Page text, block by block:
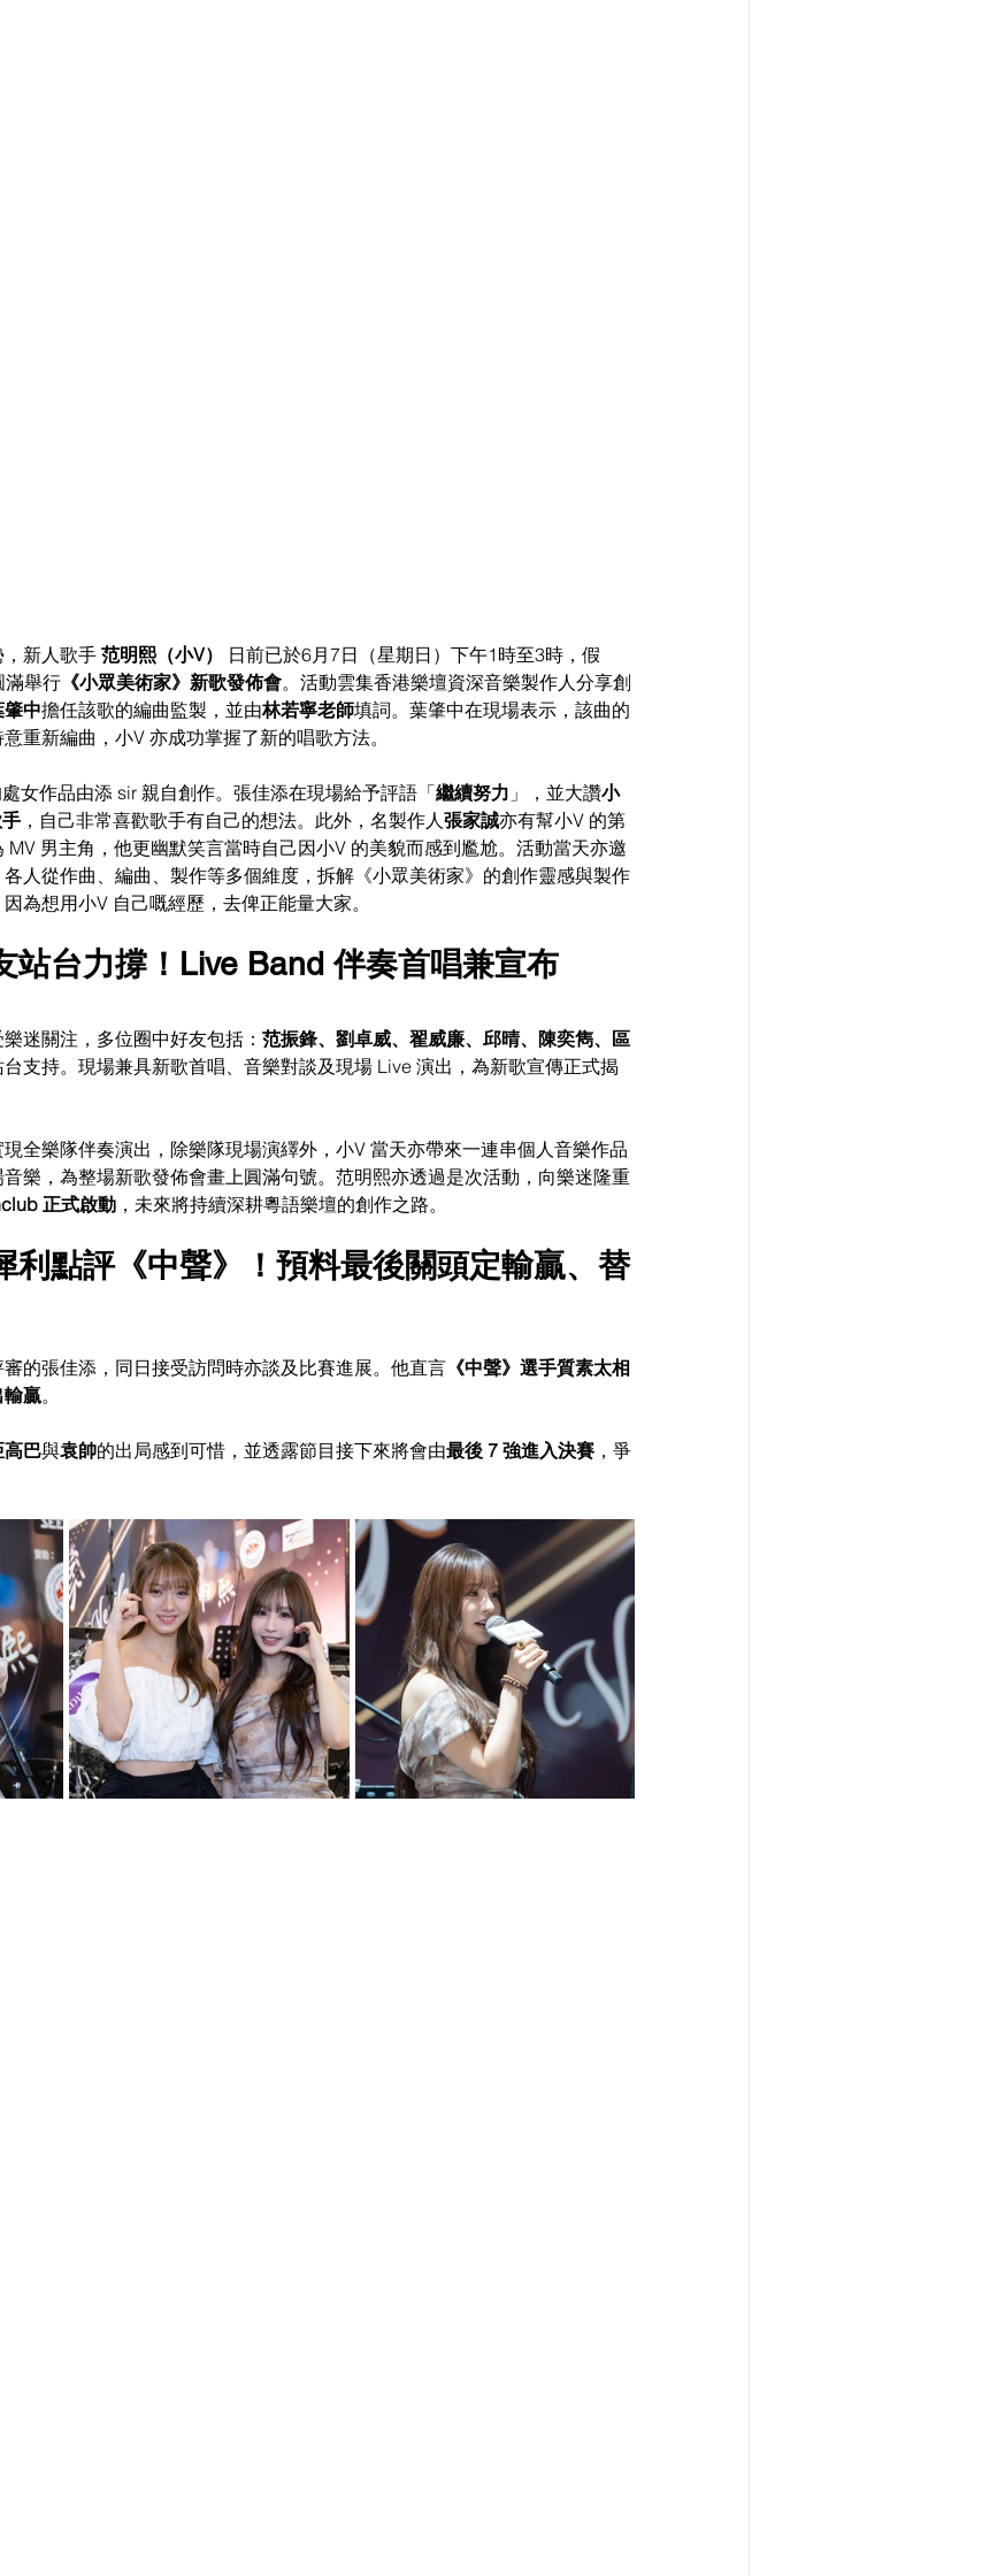
新人歌手 范明熙（小V）
日前已於6月7日（星期日）下午1時至3時，假
滿舉行 《小眾美術家》新歌發佈會。活動雲集香港樂壇資深音樂製作人分享創
肇中擔任該歌的編曲監製，並由林若寧老師填詞。葉肇中在現場表示，該曲的
重新編曲，小V 亦成功掌握了新的唱歌方法。
女作品由添 sir 親自創作。張佳添在現場給予評語「繼續努力 」，並大讚小
，自己非常喜歡歌手有自己的想法。此外，名製作人張家誠亦有幫小V 的第
男主角，他更幽默笑言當時自己因小V 的美貌而感到尷尬。活動當天亦邀
人從作曲、編曲、製作等多個維度，拆解《小眾美術家》的創作靈感與製作
為想用小V 自己嘅經歷，去俾正能量大家。
站台力撐！Live Band 伴奏首唱兼宣布
迷關注，多位圈中好友包括： 范振鋒、劉卓威、翟威廉、邱晴、陳奕雋、區
支持。現場兼具新歌首唱、音樂對談及現場 Live 演出，為新歌宣傳正式揭
全樂隊伴奏演出，除樂隊現場演繹外，小V 當天亦帶來一連串個人音樂作品
樂，為整場新歌發佈會畫上圓滿句號。范明熙亦透過是次活動，向樂迷隆重
正式啟動 ，未來將持續深耕粵語樂壇的創作之路。
利點評《中聲》！預料最後關頭定輸贏、替
的張佳添，同日接受訪問時亦談及比賽進展。他直言 《中聲》選手質素太相
輸贏。
高巴與袁帥的出局感到可惜，並透露節目接下來將會由最後 7 強進入決賽 ，爭